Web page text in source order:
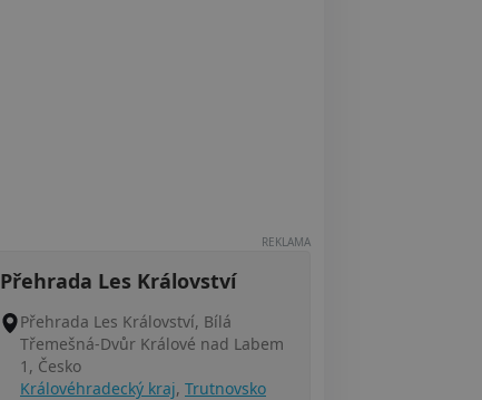
REKLAMA
Přehrada Les Království
Přehrada Les Království, Bílá
Třemešná-Dvůr Králové nad Labem
1, Česko
Královéhradecký kraj, Trutnovsko